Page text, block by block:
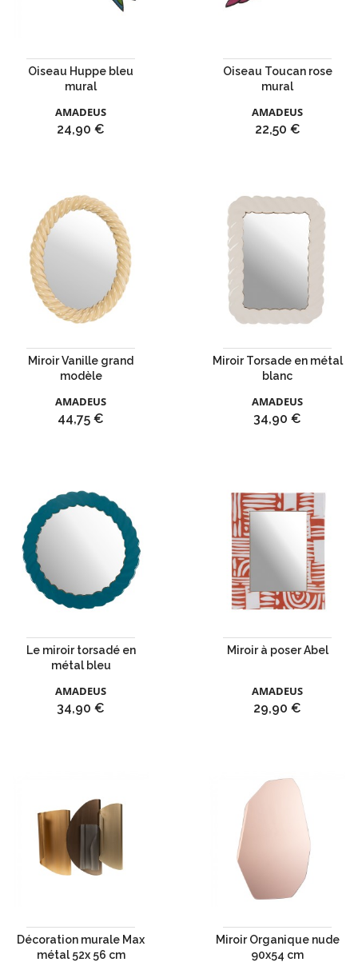
Oiseau Huppe bleu
mural
AMADEUS
Prix
24,90 €
Oiseau Toucan rose
mural
AMADEUS
Prix
22,50 €
Miroir Vanille grand
modèle
AMADEUS
Prix
44,75 €
Miroir Torsade en métal
blanc
AMADEUS
Prix
34,90 €
Le miroir torsadé en
métal bleu
AMADEUS
Prix
34,90 €
Miroir à poser Abel
AMADEUS
Prix
29,90 €
Décoration murale Max
métal 52x 56 cm
Miroir Organique nude
90x54 cm